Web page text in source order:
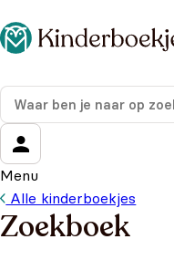
Menu
Alle kinderboekjes
Zoekboek